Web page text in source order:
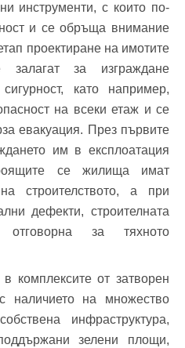
Регистрация
инструменти, с които по-
и се обръща внимание
проектиране на имотите
залагат за изграждане
като например,
на всеки етаж и се
евакуация. През първите
им в експлоатация
се жилища имат
строителството, а при
дефекти, строителната
за тяхното
комплексите от затворен
наличието на множество
инфраструктура,
зелени площи,